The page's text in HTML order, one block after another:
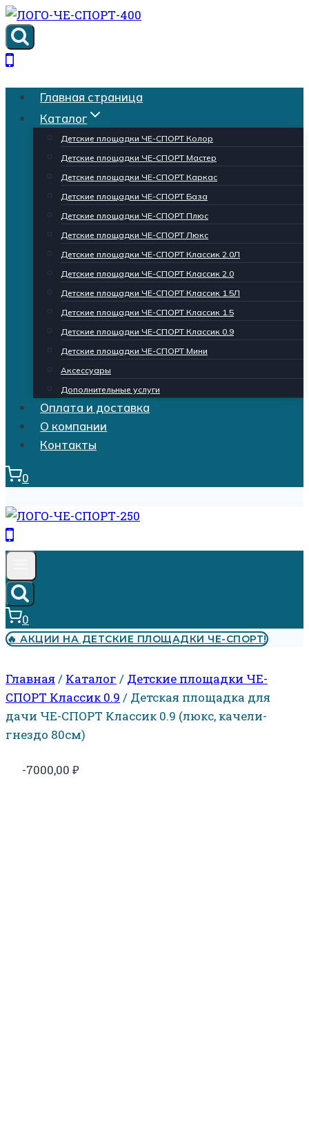
Перейти
к
содержимому
Главная страница
Каталог
Детские площадки ЧЕ-СПОРТ Колор
Детские площадки ЧЕ-СПОРТ Мастер
Детские площадки ЧЕ-СПОРТ Каркас
Детские площадки ЧЕ-СПОРТ База
Детские площадки ЧЕ-СПОРТ Плюс
Детские площадки ЧЕ-СПОРТ Люкс
Детские площадки ЧЕ-СПОРТ Классик 2.0Л
Детские площадки ЧЕ-СПОРТ Классик 2.0
Детские площадки ЧЕ-СПОРТ Классик 1.5Л
Детские площадки ЧЕ-СПОРТ Классик 1.5
Детские площадки ЧЕ-СПОРТ Классик 0.9
Детские площадки ЧЕ-СПОРТ Мини
Аксессуары
Дополнительные услуги
Оплата и доставка
О компании
Контакты
0
0
🔥 АКЦИИ НА ДЕТСКИЕ ПЛОЩАДКИ ЧЕ-СПОРТ!
Главная / Каталог / Детские площадки ЧЕ-
СПОРТ Классик 0.9 / Детская площадка для
дачи ЧЕ-СПОРТ Классик 0.9 (люкс, качели-
гнездо 80см)
-7000,00 ₽